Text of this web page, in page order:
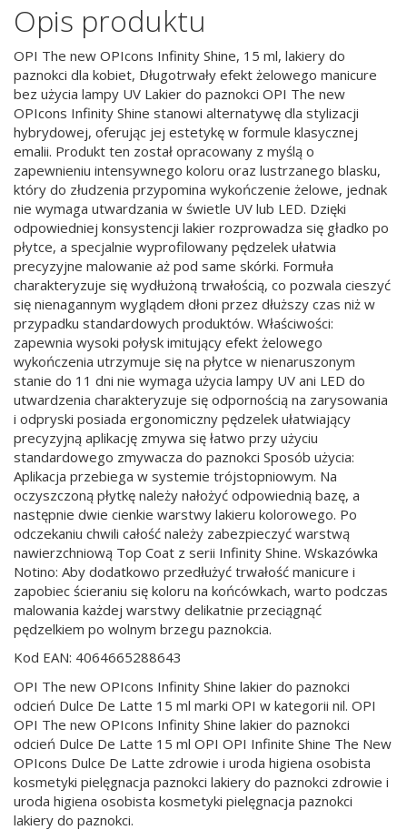
Opis produktu
OPI The new OPIcons Infinity Shine, 15 ml, lakiery do
paznokci dla kobiet, Długotrwały efekt żelowego manicure
bez użycia lampy UV Lakier do paznokci OPI The new
OPIcons Infinity Shine stanowi alternatywę dla stylizacji
hybrydowej, oferując jej estetykę w formule klasycznej
emalii. Produkt ten został opracowany z myślą o
zapewnieniu intensywnego koloru oraz lustrzanego blasku,
który do złudzenia przypomina wykończenie żelowe, jednak
nie wymaga utwardzania w świetle UV lub LED. Dzięki
odpowiedniej konsystencji lakier rozprowadza się gładko po
płytce, a specjalnie wyprofilowany pędzelek ułatwia
precyzyjne malowanie aż pod same skórki. Formuła
charakteryzuje się wydłużoną trwałością, co pozwala cieszyć
się nienagannym wyglądem dłoni przez dłuższy czas niż w
przypadku standardowych produktów. Właściwości:
zapewnia wysoki połysk imitujący efekt żelowego
wykończenia utrzymuje się na płytce w nienaruszonym
stanie do 11 dni nie wymaga użycia lampy UV ani LED do
utwardzenia charakteryzuje się odpornością na zarysowania
i odpryski posiada ergonomiczny pędzelek ułatwiający
precyzyjną aplikację zmywa się łatwo przy użyciu
standardowego zmywacza do paznokci Sposób użycia:
Aplikacja przebiega w systemie trójstopniowym. Na
oczyszczoną płytkę należy nałożyć odpowiednią bazę, a
następnie dwie cienkie warstwy lakieru kolorowego. Po
odczekaniu chwili całość należy zabezpieczyć warstwą
nawierzchniową Top Coat z serii Infinity Shine. Wskazówka
Notino: Aby dodatkowo przedłużyć trwałość manicure i
zapobiec ścieraniu się koloru na końcówkach, warto podczas
malowania każdej warstwy delikatnie przeciągnąć
pędzelkiem po wolnym brzegu paznokcia.
Kod EAN: 4064665288643
OPI The new OPIcons Infinity Shine lakier do paznokci
odcień Dulce De Latte 15 ml marki OPI w kategorii nil. OPI
OPI The new OPIcons Infinity Shine lakier do paznokci
odcień Dulce De Latte 15 ml OPI OPI Infinite Shine The New
OPIcons Dulce De Latte zdrowie i uroda higiena osobista
kosmetyki pielęgnacja paznokci lakiery do paznokci zdrowie i
uroda higiena osobista kosmetyki pielęgnacja paznokci
lakiery do paznokci.